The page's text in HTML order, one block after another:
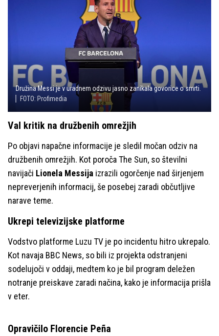
Družina Messi je v uradnem odzivu jasno zanikala govorice o smrti.
FOTO: Profimedia
Val kritik na družbenih omrežjih
Po objavi napačne informacije je sledil močan odziv na
družbenih omrežjih. Kot poroča The Sun, so številni
navijači Lionela Messija izrazili ogorčenje nad širjenjem
nepreverjenih informacij, še posebej zaradi občutljive
narave teme.
Ukrepi televizijske platforme
Vodstvo platforme Luzu TV je po incidentu hitro ukrepalo.
Kot navaja BBC News, so bili iz projekta odstranjeni
sodelujoči v oddaji, medtem ko je bil program deležen
notranje preiskave zaradi načina, kako je informacija prišla
v eter.
Opravičilo Florencie Peña